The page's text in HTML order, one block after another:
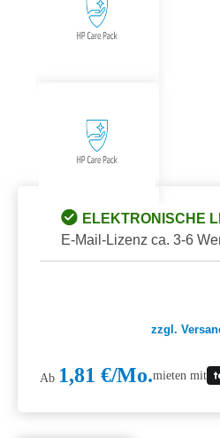
ELEKTRONISCHE
E-Mail-Lizenz ca. 3-6
zzgl.
Ab 1,81 €/Mo.mieten mit